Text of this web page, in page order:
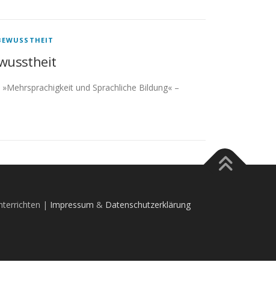
und Sprachliche Bildung« –
| Impressum & Datenschutzerklärung